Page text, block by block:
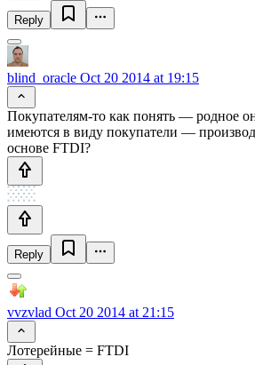
Reply
blind_oracle Oct 20 2014 at 19:15
Покупателям-то как понять — родное
имеются в виду покупатели —
основе FTDI?
Reply
vvzvlad Oct 20 2014 at 21:15
Лотерейные = FTDI